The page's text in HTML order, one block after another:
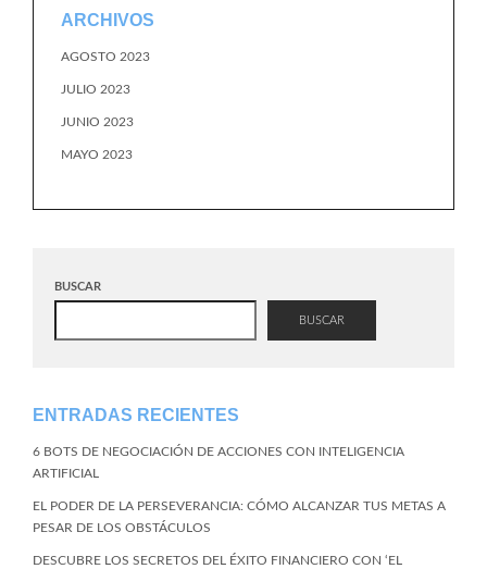
ARCHIVOS
AGOSTO 2023
JULIO 2023
JUNIO 2023
MAYO 2023
BUSCAR
BUSCAR
ENTRADAS RECIENTES
6 BOTS DE NEGOCIACIÓN DE ACCIONES CON INTELIGENCIA
ARTIFICIAL
EL PODER DE LA PERSEVERANCIA: CÓMO ALCANZAR TUS METAS A
PESAR DE LOS OBSTÁCULOS
DESCUBRE LOS SECRETOS DEL ÉXITO FINANCIERO CON ‘EL